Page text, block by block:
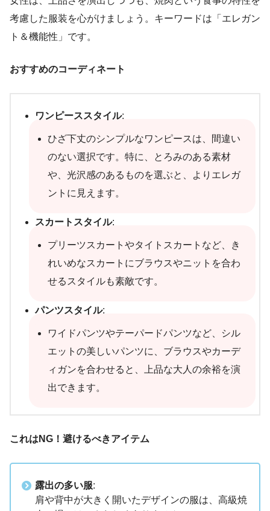
考慮した服装を心がけましょう。キーワードは「エレガン
ト＆機能性」です。
おすすめのコーディネート
ワンピーススタイル:
ひざ下丈のシンプルなワンピースは、間違い
のない選択です。特に、とろみのある素材
や、光沢感のあるものを選ぶと、よりエレガ
ントに見えます。
スカートスタイル:
プリーツスカートやタイトスカートなど、き
れいめなスカートにブラウスやニットを合わ
せるスタイルも素敵です。
パンツスタイル:
ワイドパンツやテーパードパンツなど、シル
エットの美しいパンツに、ブラウスやカーデ
ィガンを合わせると、上品な大人の余裕を演
出できます。
これはNG！避けるべきアイテム
露出の多い服:
肩や背中が大きく開いたデザインの服は、高級焼